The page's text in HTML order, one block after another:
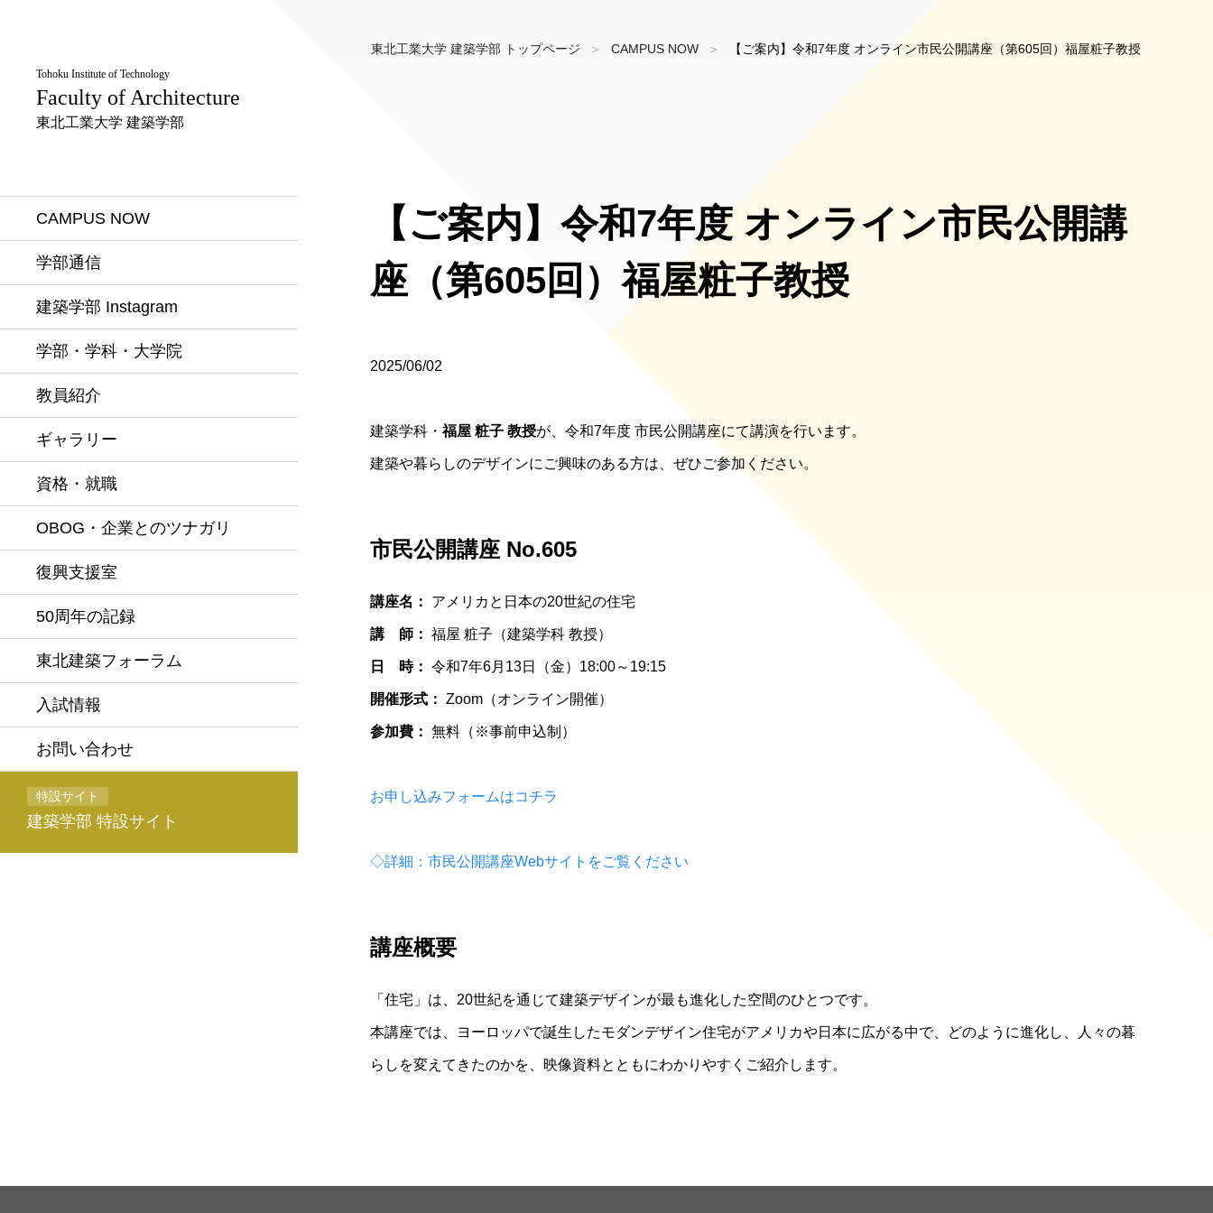
Tohoku Institute of Technology
Faculty of Architecture
東北工業大学 建築学部
CAMPUS NOW
学部通信
建築学部 Instagram
学部・学科・大学院
教員紹介
ギャラリー
資格・就職
OBOG・企業とのツナガリ
復興支援室
50周年の記録
東北建築フォーラム
入試情報
お問い合わせ
特設サイト
建築学部 特設サイト
東北工業大学 建築学部 トップページ CAMPUS NOW 【ご案内】令和7年度 オンライン市民公開講座（第605回）福屋粧子教授
【ご案内】令和7年度 オンライン市民公開講
座（第605回）福屋粧子教授
2025/06/02
建築学科・福屋 粧子 教授が、令和7年度 市民公開講座にて講演を行います。
建築や暮らしのデザインにご興味のある方は、ぜひご参加ください。
市民公開講座 No.605
講座名： アメリカと日本の20世紀の住宅
講 師： 福屋 粧子（建築学科 教授）
日 時： 令和7年6月13日（金）18:00～19:15
開催形式： Zoom（オンライン開催）
参加費： 無料（※事前申込制）
お申し込みフォームはコチラ
◇詳細：市民公開講座Webサイトをご覧ください
講座概要
「住宅」は、20世紀を通じて建築デザインが最も進化した空間のひとつです。
本講座では、ヨーロッパで誕生したモダンデザイン住宅がアメリカや日本に広がる中で、どのように進化し、人々の暮
らしを変えてきたのかを、映像資料とともにわかりやすくご紹介します。